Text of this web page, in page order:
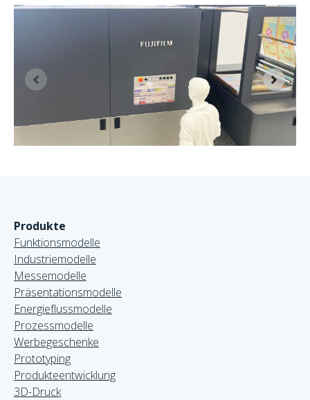
Produkte
Funktionsmodelle
Industriemodelle
Messemodelle
Präsentationsmodelle
Energieflussmodelle
Prozessmodelle
Werbegeschenke
Prototyping
Produkteentwicklung
3D-Druck